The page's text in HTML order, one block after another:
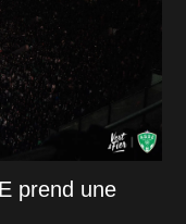
prend une